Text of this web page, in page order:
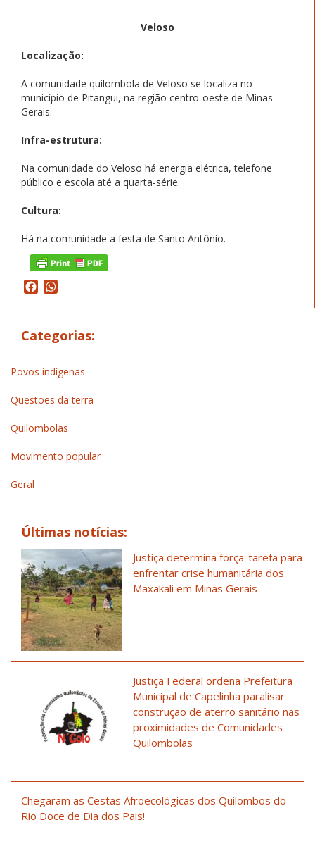
Veloso
Localização:
A comunidade quilombola de Veloso se localiza no
município de Pitangui, na região centro-oeste de Minas
Gerais.
Infra-estrutura:
Na comunidade do Veloso há energia elétrica, telefone
público e escola até a quarta-série.
Cultura:
Há na comunidade a festa de Santo Antônio.
Facebook
Categorias:
Povos indígenas
Questões da terra
Quilombolas
Movimento popular
Geral
Últimas notícias:
Justiça determina força-tarefa para
enfrentar crise humanitária dos
Maxakali em Minas Gerais
Justiça Federal ordena Prefeitura
Municipal de Capelinha paralisar
construção de aterro sanitário nas
proximidades de Comunidades
Quilombolas
Chegaram as Cestas Afroecológicas dos Quilombos do
Rio Doce de Dia dos Pais!